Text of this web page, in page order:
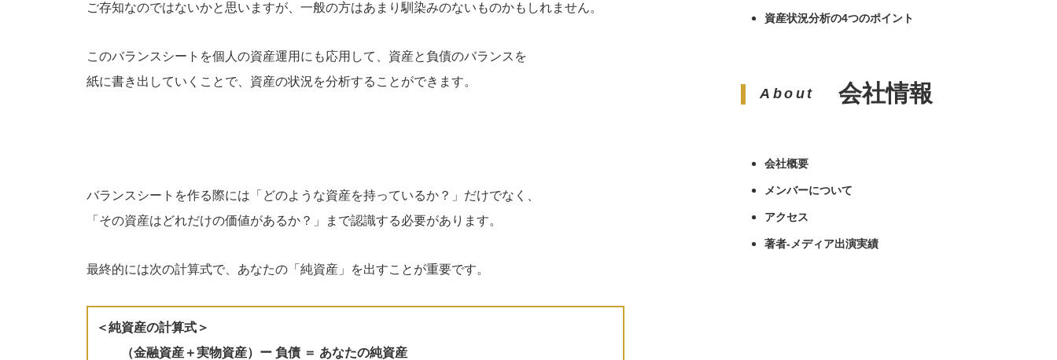
ご存知なのではないかと思いますが、一般の方はあまり馴染みのないものかもしれません。
このバランスシートを個人の資産運用にも応用して、資産と負債のバランスを
紙に書き出していくことで、資産の状況を分析することができます。
バランスシートを作る際には「どのような資産を持っているか？」だけでなく、
「その資産はどれだけの価値があるか？」まで認識する必要があります。
最終的には次の計算式で、あなたの「純資産」を出すことが重要です。
＜純資産の計算式＞
（金融資産＋実物資産）ー 負債 ＝ あなたの純資産
資産状況分析の4つのポイント
About 会社情報
会社概要
メンバーについて
アクセス
著者-メディア出演実績